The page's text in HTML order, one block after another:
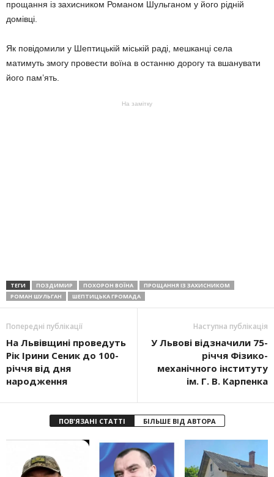
прощання із захисником Романом Шульганом у його рідній
домівці.
Як повідомили у Шептицькій міській раді, мешканці села
матимуть змогу провести воїна в останню дорогу та вшанувати
його пам’ять.
На замітку
ТЕГИ ПОЗДИМИР ПОХОРОН ВОЇНА
ПРОЩАННЯ ІЗ ЗАХИСНИКОМ
РОМАН ШУЛЬГАН
ШЕПТИЦЬКА ГРОМАДА
Попередні публікації
На Львівщині проведуть
Рік Ірини Сеник до 100-
річчя від дня
народження
Наступна публікація
У Львові відзначили 75-
річчя Фізико-
механічного інституту
ім. Г. В. Карпенка
ПОВ'ЯЗАНІ СТАТТІ БІЛЬШЕ ВІД АВТОРА